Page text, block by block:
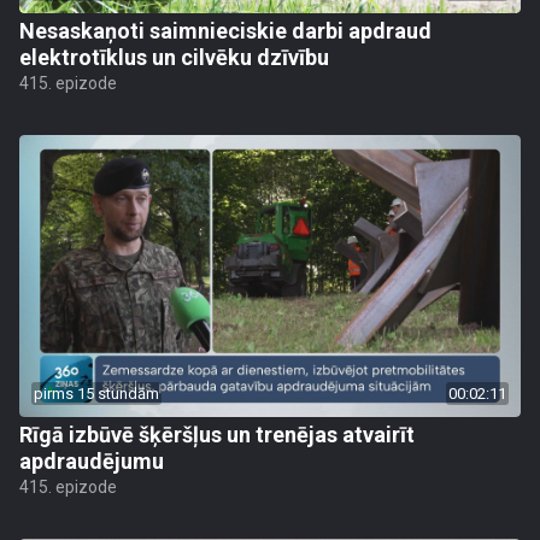
Nesaskaņoti saimnieciskie darbi apdraud
elektrotīklus un cilvēku dzīvību
415. epizode
pirms 15 stundām 00:02:11
Rīgā izbūvē šķēršļus un trenējas atvairīt
apdraudējumu
415. epizode